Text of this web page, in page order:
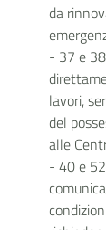
da
- 37 e
lavori,
del
alle
- 40 e